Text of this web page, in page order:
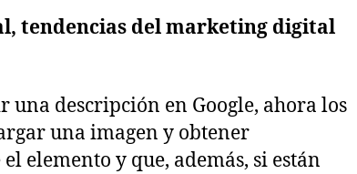
tendencias del marketing digital
una descripción en Google, ahora los
una imagen y obtener
elemento y que, además, si están